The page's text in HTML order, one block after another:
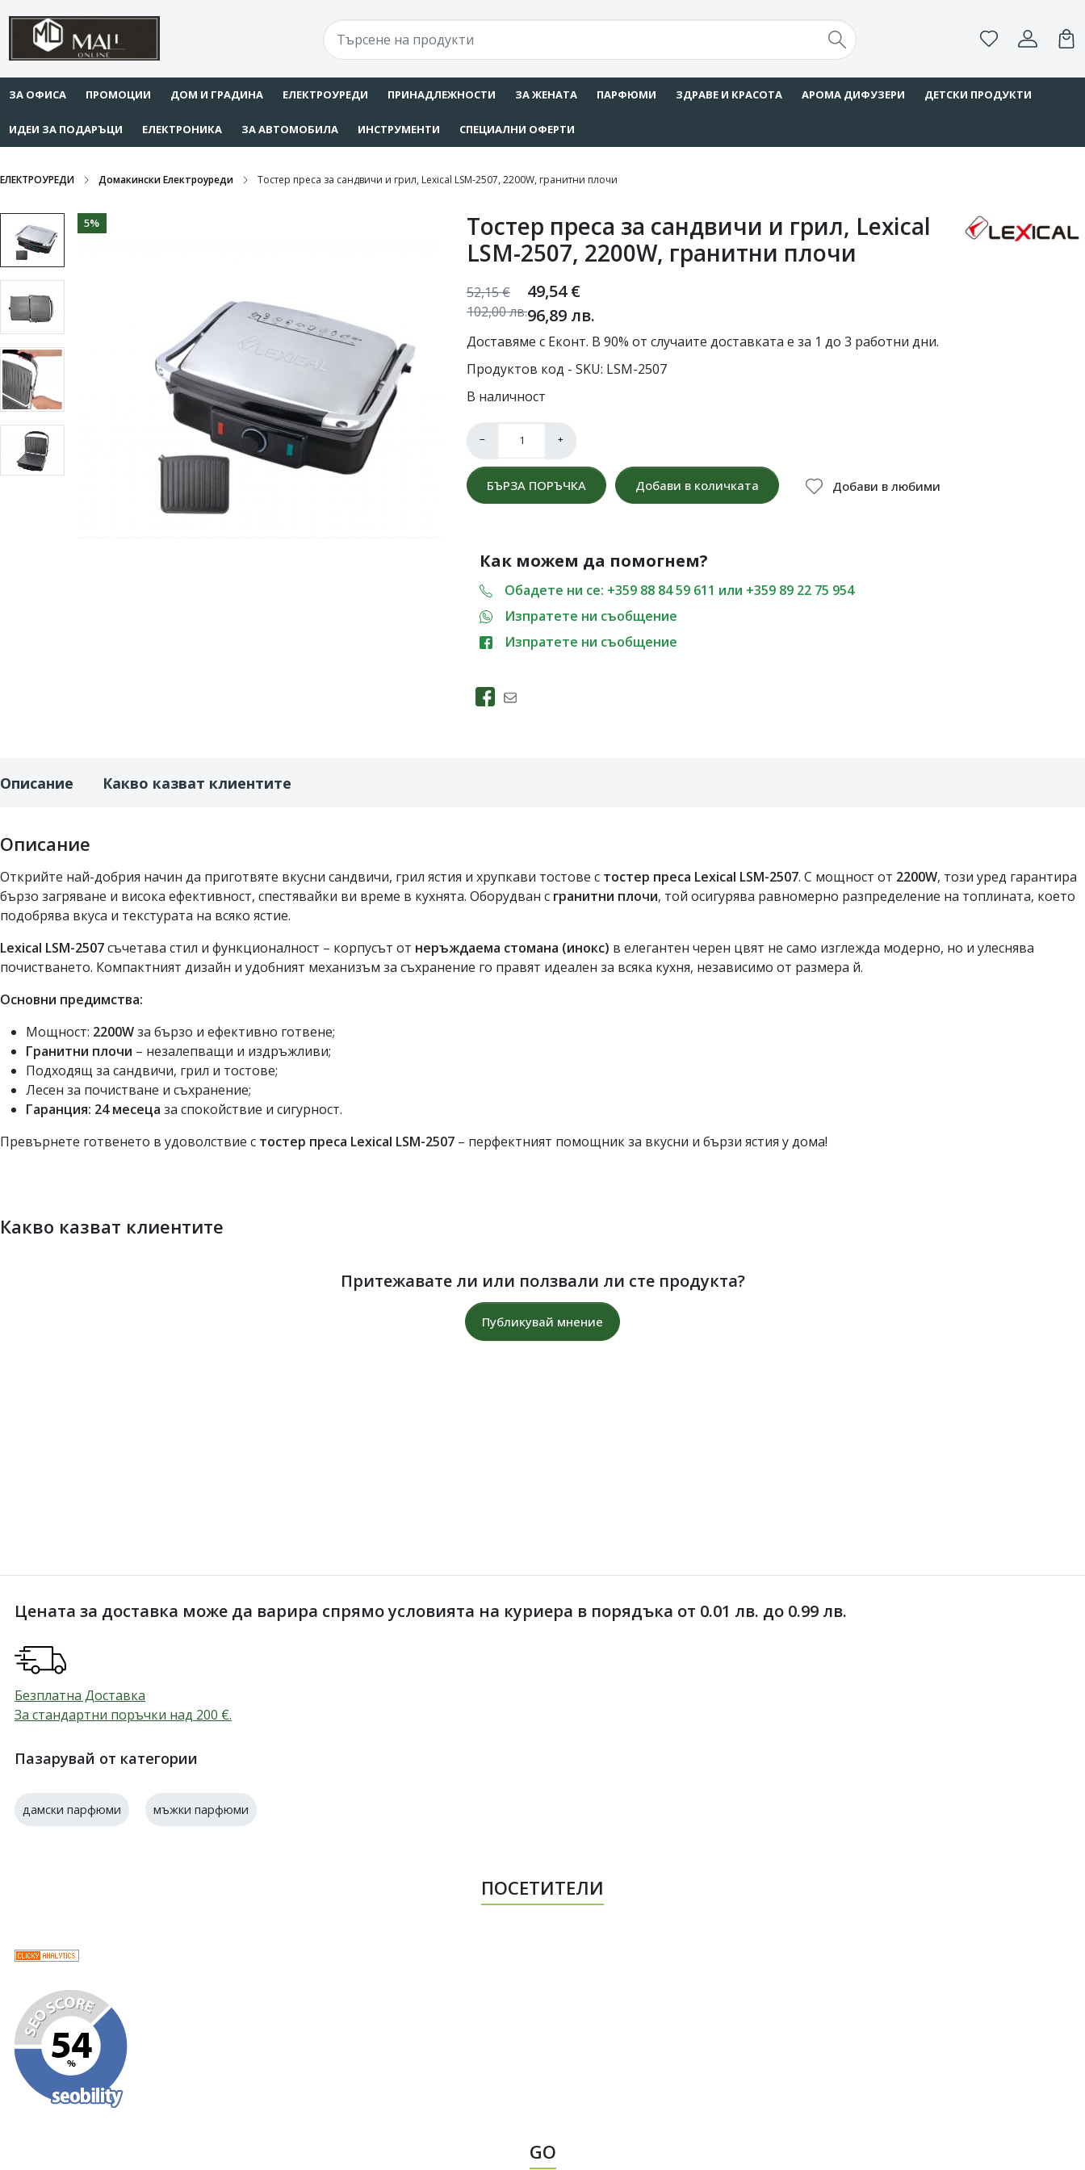
ЗА ОФИСА ПРОМОЦИИ ДОМ И ГРАДИНА ЕЛЕКТРОУРЕДИ ПРИНАДЛЕЖНОСТИ ЗА ЖЕНАТА ПАРФЮМИ ЗДРАВЕ И КРАСОТА АРОМА ДИФУЗЕРИ ДЕТСКИ ПРОДУКТИ
ИДЕИ ЗА ПОДАРЪЦИ ЕЛЕКТРОНИКА ЗА АВТОМОБИЛА ИНСТРУМЕНТИ СПЕЦИАЛНИ ОФЕРТИ
ЕЛЕКТРОУРЕДИ Домакински Електроуреди Тостер преса за сандвичи и грил, Lexical LSM-2507, 2200W, гранитни плочи
5%
Тостер преса за сандвичи и грил, Lexical
LSM-2507, 2200W, гранитни плочи
49,54€
96,89 лв.
52,15€
102,00лв.
Доставяме с Еконт. В 90% от случаите доставката е за 1 до 3 работни дни.
Продуктов код - SKU LSM-2507
В наличност
− +
БЪРЗА ПОРЪЧКА Добави в количката Добави в любими
Как можем да помогнем?
Обадете ни се: +359 88 84 59 611 или +359 89 22 75 954
Изпратете ни съобщение
Изпратете ни съобщение
Описание Какво казват клиентите
Описание
Открийте най-добрия начин да приготвяте вкусни сандвичи, грил ястия и хрупкави тостове с тостер преса Lexical LSM-2507. С мощност от 2200W, този уред гарантира
бързо загряване и висока ефективност, спестявайки ви време в кухнята. Оборудван с гранитни плочи, той осигурява равномерно разпределение на топлината, което
подобрява вкуса и текстурата на всяко ястие.
Lexical LSM-2507съчетава стил и функционалност – корпусът от неръждаема стомана (инокс) в елегантен черен цвят не само изглежда модерно, но и улеснява
почистването. Компактният дизайн и удобният механизъм за съхранение го правят идеален за всяка кухня, независимо от размера й.
Основни предимства:
Мощност: 2200Wза бързо и ефективно готвене;
Гранитни плочи – незалепващи и издръжливи;
Подходящ за сандвичи, грил и тостове;
Лесен за почистване и съхранение;
Гаранция: 24 месеца за спокойствие и сигурност.
Превърнете готвенето в удоволствие с тостер преса Lexical LSM-2507 – перфектният помощник за вкусни и бързи ястия у дома!
Какво казват клиентите
Притежавате ли или ползвали ли сте продукта?
Публикувай мнение
Цената за доставка може да варира спрямо условията на куриера в порядъка от 0.01 лв. до 0.99 лв.
Безплатна Доставка
За стандартни поръчки над 200 €.
Пазарувай от категории
дамски парфюми мъжки парфюми
ПОСЕТИТЕЛИ
GO